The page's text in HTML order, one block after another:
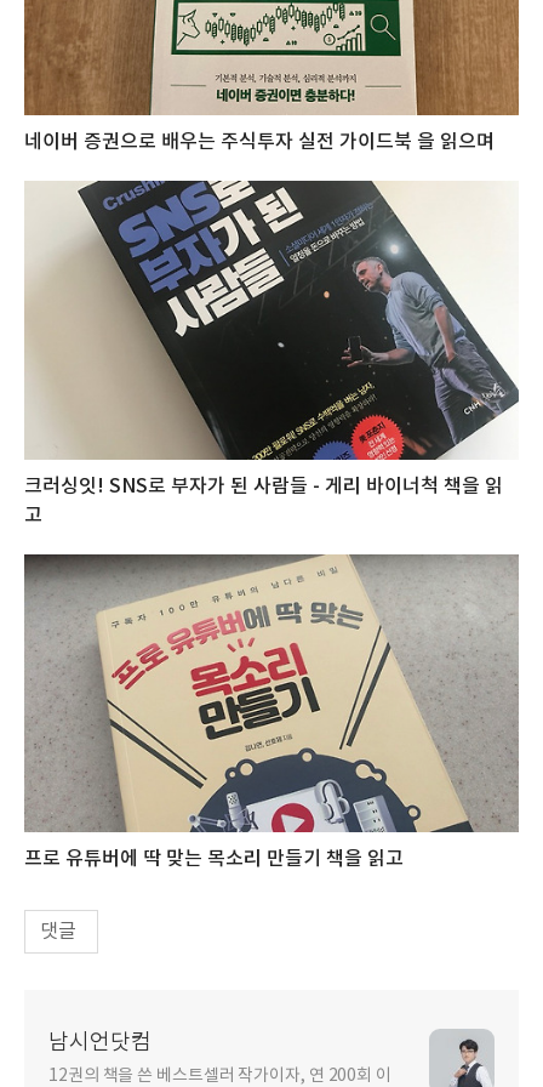
네이버 증권으로 배우는 주식투자 실전 가이드북 을 읽으며
크러싱잇! SNS로 부자가 된 사람들 - 게리 바이너척 책을 읽
고
프로 유튜버에 딱 맞는 목소리 만들기 책을 읽고
댓글
남시언닷컴
12권의 책을 쓴 베스트셀러 작가이자, 연 200회 이